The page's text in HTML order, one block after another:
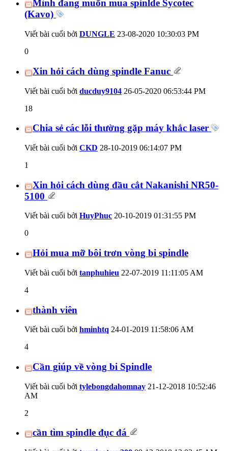
Mình đang muốn mua spinlde Sycotec
(Kavo)
Viết bài cuối bởi DUNGLE 23-08-2020 10:30:03 PM
0
Xin hỏi cách dùng spindle Fanuc
Viết bài cuối bởi ducduy9104 26-05-2020 06:53:44 PM
18
Chia sẻ các lỗi thường gặp máy khắc laser
Viết bài cuối bởi CKD 28-10-2019 06:14:07 PM
1
Xin hỏi cách dùng đầu cắt Nakanishi NR50-
5100
Viết bài cuối bởi HuyPhuc 20-10-2019 01:31:55 PM
0
Hỏi mua mỡ bôi trơn vòng bi spindle
Viết bài cuối bởi tanphuhieu 22-07-2019 11:11:05 AM
4
thành viên
Viết bài cuối bởi hminhtq 24-01-2019 11:58:06 AM
4
Cần giúp về vòng bi Spindle
Viết bài cuối bởi tylebongdahomnay 21-12-2018 10:52:46
AM
2
cần tìm spindle đục đá